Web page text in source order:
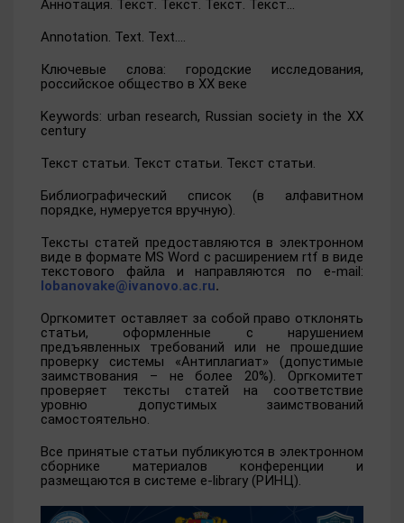
Аннотация Текст. Текст. Текст. Текст…
Annotation. Text. Text….
Ключевые слова: городские исследования,
российское общество в XX веке
Keywords: urban research, Russian society in the XX
century
Текст статьи Текст статьи. Текст статьи.
Библиографический список (в алфавитном
порядке, нумеруется вручную).
Тексты статей предоставляются в электронном
виде в формате MS Word с расширением rtf в виде
текстового файла и направляются по e-mail:
lobanovake@ivanovo.ac.ru.
Оргкомитет оставляет за собой право отклонять
статьи, оформленные с нарушением
предъявленных требований или не прошедшие
проверку системы «Антиплагиат» (допустимые
заимствования – не более 20%). Оргкомитет
проверяет тексты статей на соответствие
уровню допустимых заимствований
самостоятельно.
Все принятые статьи публикуются в электронном
сборнике материалов конференции и
размещаются в системе e-library (РИНЦ).